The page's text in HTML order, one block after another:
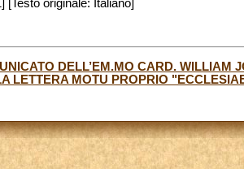
[Testo originale: Italiano]
DELL’EM.MO CARD. WILLIAM
LETTERA MOTU PROPRIO